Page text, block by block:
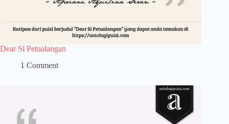
Dear Si Petualangan
1 Comment